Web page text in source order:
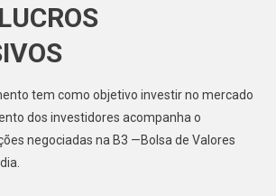
tem como objetivo investir no mercado
dos investidores acompanha o
negociadas na B3 —Bolsa de Valores